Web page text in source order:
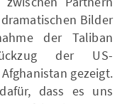
Bilder
der Taliban
der US-
gezeigt.
dass es uns